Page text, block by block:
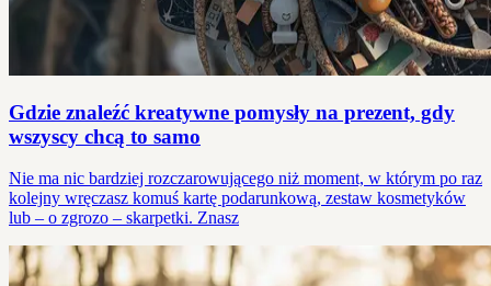
Gdzie znaleźć kreatywne pomysły na prezent, gdy
wszyscy chcą to samo
Nie ma nic bardziej rozczarowującego niż moment, w którym po raz
kolejny wręczasz komuś kartę podarunkową, zestaw kosmetyków
lub – o zgrozo – skarpetki. Znasz